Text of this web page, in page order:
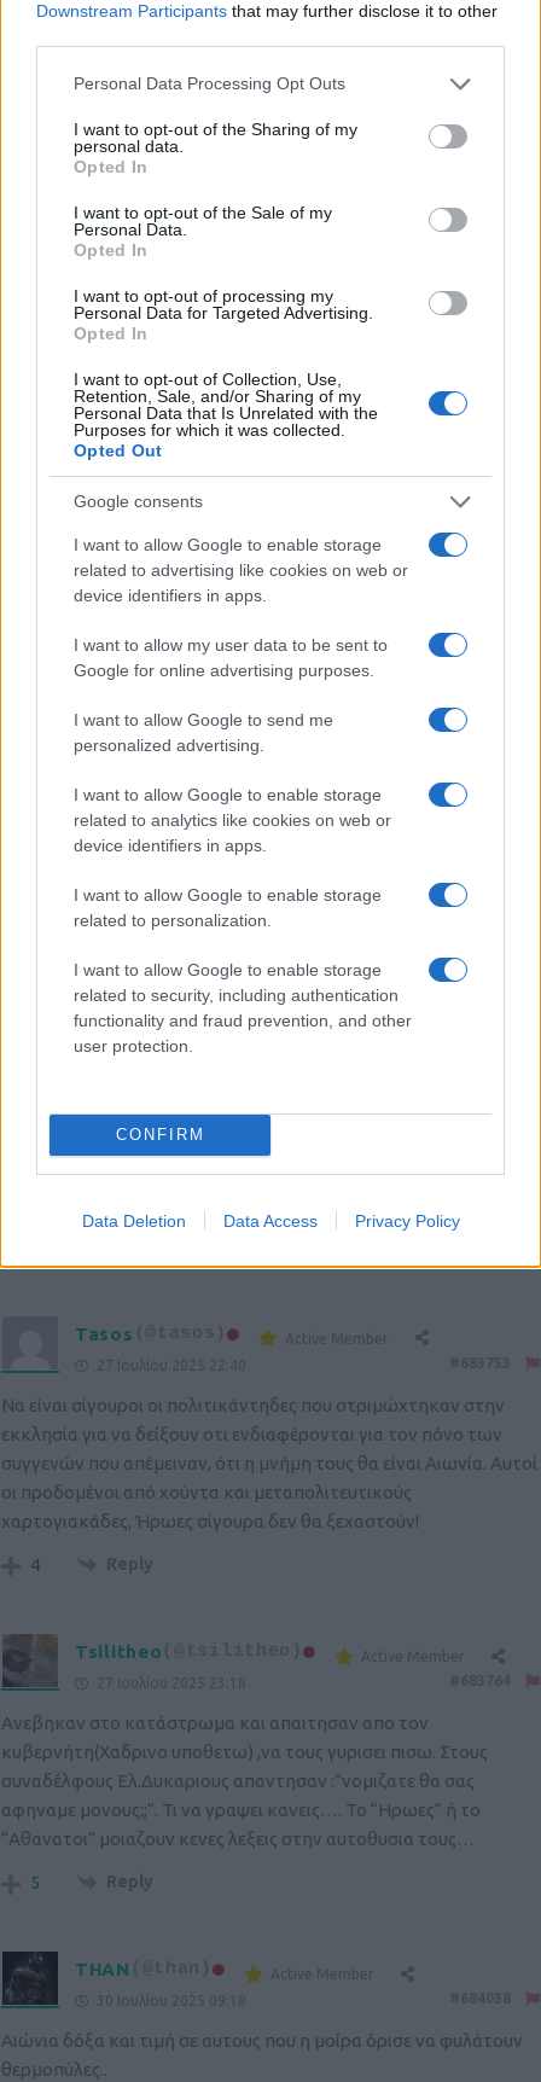
Downstream Participants that may further disclose it to other
Please note that this website/app uses one or more Google
not limited to your visit or usage behaviour. You may click to
grant or deny consent to Google and its third-party tags to
use your data for below specified purposes in below Google
consent section.
Personal Data Processing Opt Outs
I want to opt-out of the Sharing of my
personal data.
Opted In
I want to opt-out of the Sale of my
Personal Data.
Opted In
I want to opt-out of processing my
Personal Data for Targeted Advertising.
Opted In
I want to opt-out of Collection, Use,
Retention, Sale, and/or Sharing of my
Personal Data that Is Unrelated with the
Purposes for which it was collected.
Opted Out
Google consents
I want to allow Google to enable storage
related to advertising like cookies on web or
device identifiers in apps.
I want to allow my user data to be sent to
Google for online advertising purposes.
I want to allow Google to send me
personalized advertising.
I want to allow Google to enable storage
related to analytics like cookies on web or
device identifiers in apps.
I want to allow Google to enable storage
related to personalization.
I want to allow Google to enable storage
related to security, including authentication
functionality and fraud prevention, and other
user protection.
CONFIRM
Data Deletion Data Access Privacy Policy
Login
Please login to comment
Oldest
evo_ii(@evo_ii)
AΘΑΝΑΤΟΙ !
Reply
DimiUK(@dimiuk)
27 Ιουλίου 2025 19:44
#683715
Αθανατοι
Reply
Thersitis(@thersitis)
Tasos (@tasos)
Active Member
27 Ιουλίου 2025 22:40
Να είναι σίγουροι οι πολιτικάντηδες που στριμώχτηκαν στην
εκκλησία για να δείξουν οτι ενδιαφέρονται για τον πόνο των
συγγενών που απέμειναν, ότι η μνήμη τους θα είναι Αιωνία. Αυτοί
οι προδομένοι από χούντα και μεταπολιτευτικούς
χαρτογιακάδες, Ήρωες σίγουρα δεν θα ξεχαστούν!
4 Reply
Tsilitheo
Active Member
27 Ιουλίου 2025 23:18
Ανεβηκαν στο κατάστρωμα και απαιτησαν απο τον
κυβερνήτη(Χαδρινο υποθετω) ,να τους γυρισει πισω. Στους
συναδέλφους Ελ.Δυκαριους απαντησαν :”νομιζατε θα σας
αφηναμε μονους;;”. Τι να γραψει κανεις…. Το “Ηρωες” ή το
“Αθανατοι” μοιαζουν κενες λεξεις στην αυτοθυσια τους…
5 Reply
THAN
Active Member
30 Ιουλίου 2025 09:18
Αιώνια δόξα και τιμή σε αυτους που η μοίρα όρισε να φυλάτουν
θερμοπύλες..